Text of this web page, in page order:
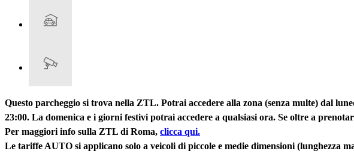
Questo parcheggio si trova nella ZTL. Potrai accedere alla zona (senza multe) dal
23:00. La domenica e i giorni festivi potrai accedere a qualsiasi ora. Se oltre a
Per maggiori info sulla ZTL di Roma, clicca qui.
Le tariffe AUTO si applicano solo a veicoli di piccole e medie dimensioni (lunghezza